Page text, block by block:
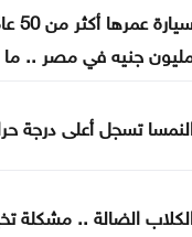
غير المعزولة
أردننا جنة في
في مفاوضات روما
جنيه في مصر ..
تسجل أعلى درجة
الضالة .. مشكلة